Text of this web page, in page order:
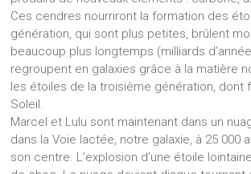
Ces cendres nourriront la formation des
génération, qui sont plus petites, brûlent
beaucoup plus longtemps (milliards
regroupent en galaxies grâce à la matière
les étoiles de la troisième génération, dont
Soleil.
Marcel et Lulu sont maintenant dans un
dans la Voie lactée, notre galaxie, à 25 000
son centre. L’explosion d’une étoile